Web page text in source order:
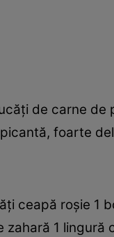
de carne
foarte
ceapă roşie 1
1